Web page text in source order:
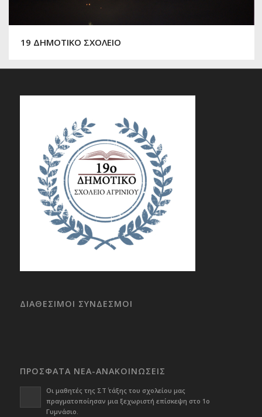
19 ΔΗΜΟΤΙΚΟ ΣΧΟΛΕΙΟ
ΔΙΑΘΕΣΙΜΟΙ ΣΥΝΔΕΣΜΟΙ
ΠΡΟΣΦΑΤΑ ΝΕΑ-ΑΝΑΚΟΙΝΩΣΕΙΣ
Οι μαθητές της ΣΤ΄ τάξης του σχολείου μας
πραγματοποίησαν μια ξεχωριστή επίσκεψη στο 1ο
Γυμνάσιο.